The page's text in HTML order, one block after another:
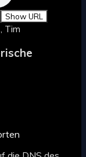
Show URL
Tim